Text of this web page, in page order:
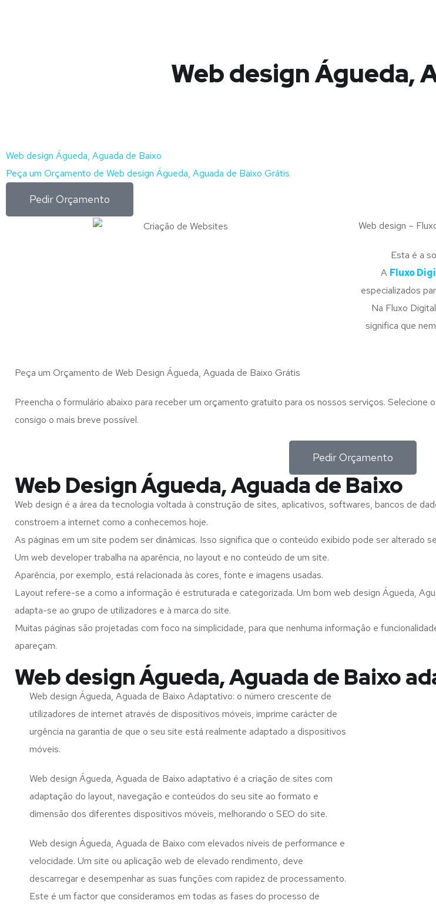
Web design Águeda,
Web design Águeda, Aguada de Baixo
Peça um Orçamento de Web design Águeda, Aguada de Baixo Grátis
Pedir Orçamento
Web design –
Esta é a
A Fluxo
especializados
Na Fluxo
significa que
Peça um Orçamento de Web Design Águeda, Aguada de Baixo Grátis
Preencha o formulário abaixo para receber um orçamento gratuito para os nossos serviços.
consigo o mais breve possível.
Pedir Orçamento
Web Design Águeda, Aguada de Baixo
Web design é a área da tecnologia voltada à construção de sites, aplicativos, softwares, bancos de
constroem a internet como a conhecemos hoje.
As páginas em um site podem ser dinâmicas. Isso significa que o conteúdo exibido pode ser alterado
Um web developer trabalha na aparência, no layout e no conteúdo de um site.
Aparência, por exemplo, está relacionada às cores, fonte e imagens usadas.
Layout refere-se a como a informação é estruturada e categorizada. Um bom web design Águeda,
adapta-se ao grupo de utilizadores e à marca do site.
Muitas páginas são projetadas com foco na simplicidade, para que nenhuma informação e
apareçam.
Web design Águeda, Aguada de Baixo
Web design Águeda, Aguada de Baixo Adaptativo: o número crescente de
utilizadores de internet através de dispositivos móveis, imprime carácter de
urgência na garantia de que o seu site está realmente adaptado a dispositivos
móveis.
Web design Águeda, Aguada de Baixo adaptativo é a criação de sites com
adaptação do layout, navegação e conteúdos do seu site ao formato e
dimensão dos diferentes dispositivos móveis, melhorando o SEO do site.
Web design Águeda, Aguada de Baixo com elevados níveis de performance e
velocidade. Um site ou aplicação web de elevado rendimento, deve
descarregar e desempenhar as suas funções com rapidez de processamento.
Este é um factor que consideramos em todas as fases do processo de